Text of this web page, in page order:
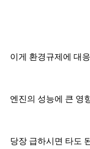
이게 환경규제에 대
엔진의 성능에 큰 영
당장 급하시면 타도